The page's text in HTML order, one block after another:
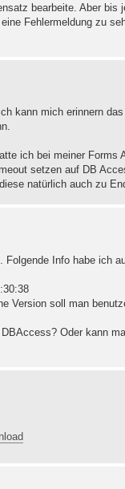
bearbeite. Aber
Fehlermeldung zu
kann mich erinnern
ich bei meiner Forms
setzen auf DB
natürlich auch zu
Info habe ich
Version soll man
Oder kann